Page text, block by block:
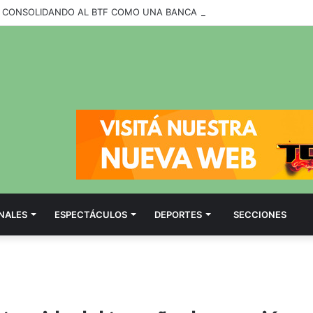
ESPECTÁCULOS DEPORTES SECCIONES